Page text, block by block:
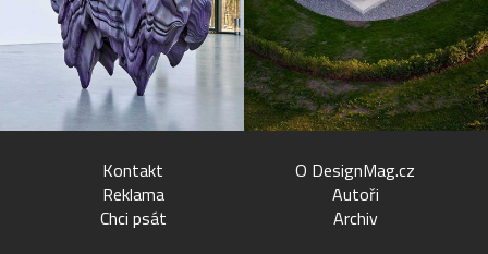
Kontakt
Reklama
Chci psát
O DesignMag.cz
Autoři
Archiv